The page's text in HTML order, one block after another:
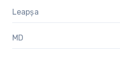
Leapșa
MD